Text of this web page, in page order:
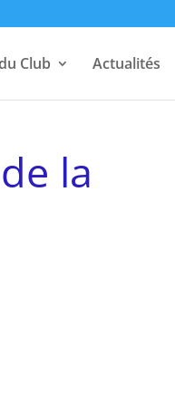
Club Actualités
la